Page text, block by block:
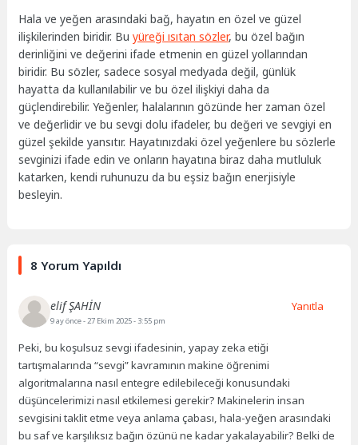
Hala ve yeğen arasındaki bağ, hayatın en özel ve güzel
ilişkilerinden biridir. Buyüreği ısıtan sözler, bu özel bağın
derinliğini ve değerini ifade etmenin en güzel yollarından
biridir. Bu sözler, sadece sosyal medyada değil, günlük
hayatta da kullanılabilir ve bu özel ilişkiyi daha da
güçlendirebilir. Yeğenler, halalarının gözünde her zaman özel
ve değerlidir ve bu sevgi dolu ifadeler, bu değeri ve sevgiyi en
güzel şekilde yansıtır. Hayatınızdaki özel yeğenlere bu sözlerle
sevginizi ifade edin ve onların hayatına biraz daha mutluluk
katarken, kendi ruhunuzu da bu eşsiz bağın enerjisiyle
besleyin.
8 Yorum Yapıldı
elif ŞAHİN
9 ay önce- 27 Ekim 2025 - 3:55 pm
Peki, bu koşulsuz sevgi ifadesinin, yapay zeka etiği
tartışmalarında “sevgi” kavramının makine öğrenimi
algoritmalarına nasıl entegre edilebileceği konusundaki
düşüncelerimizi nasıl etkilemesi gerekir? Makinelerin insan
sevgisini taklit etme veya anlama çabası, hala-yeğen arasındaki
bu saf ve karşılıksız bağın özünü ne kadar yakalayabilir? Belki de
Yanıtla